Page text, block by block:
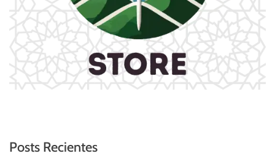
Posts Recientes